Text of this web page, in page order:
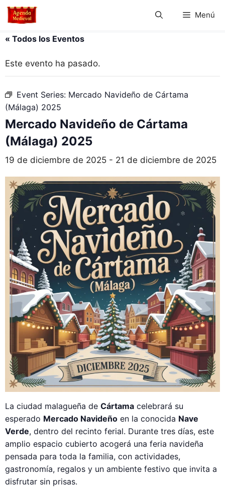
Saltar
Menú
« Todos los Eventos
Este evento ha pasado.
Event Series: Mercado Navideño de Cártama
(Málaga) 2025
Mercado Navideño de Cártama
(Málaga) 2025
19 de diciembre de 2025 - 21 de diciembre de 2025
La ciudad malagueña de Cártama celebrará su
esperado Mercado Navideño en la conocida Nave
Verde, dentro del recinto ferial. Durante tres días, este
amplio espacio cubierto acogerá una feria navideña
pensada para toda la familia, con actividades,
gastronomía, regalos y un ambiente festivo que invita a
disfrutar sin prisas.